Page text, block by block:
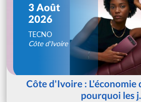
3 Août
2026
TECNO
Côte d'Ivoire
Côte d'Ivoire : L'économie
pourquoi les